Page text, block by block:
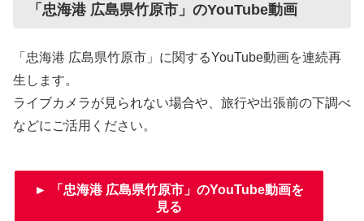
「忠海港 広島県竹原市」のYouTube動画
「忠海港 広島県竹原市」に関するYouTube動画を連続再
生します。
ライブカメラが見られない場合や、旅行や出張前の下調べ
などにご活用ください。
► 「忠海港 広島県竹原市」のYouTube動画を
見る